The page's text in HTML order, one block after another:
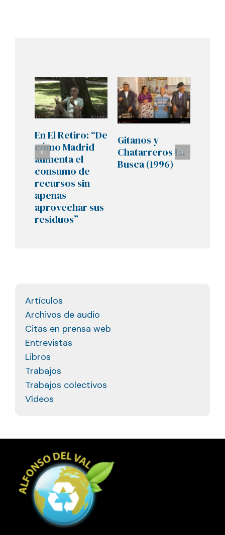
En El Retiro: “De
cómo Madrid
aumenta el
consumo de
recursos sin
apenas
aprovechar sus
residuos”
Gitanos y
Chatarreros La
Busca (1996)
Artículos
Archivos de audio
Citas en prensa web
Entrevistas
Libros
Trabajos
Trabajos colectivos
Vídeos